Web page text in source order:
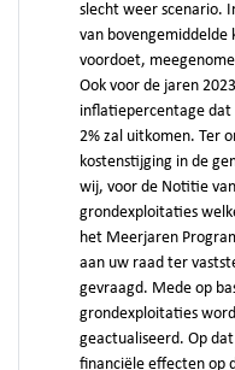
slecht weer scenario.
van bovengemiddelde
voordoet,
Ook voor de jaren
inflatiepercentage dat
2% zal uitkomen. Ter
kostenstijging in de
wij, voor de Notitie
grondexploitaties
het Meerjaren
aan uw raad ter
gevraagd. Mede op
grondexploitaties
geactualiseerd. Op
financiële effecten op